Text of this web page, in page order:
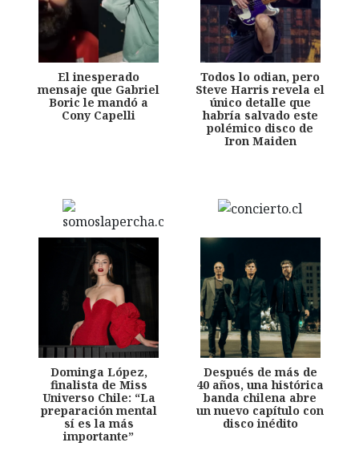
El inesperado
mensaje que Gabriel
Boric le mandó a
Cony Capelli
Todos lo odian, pero
Steve Harris revela el
único detalle que
habría salvado este
polémico disco de
Iron Maiden
Dominga López,
finalista de Miss
Universo Chile: “La
preparación mental
sí es la más
importante”
Después de más de
40 años, una histórica
banda chilena abre
un nuevo capítulo con
disco inédito